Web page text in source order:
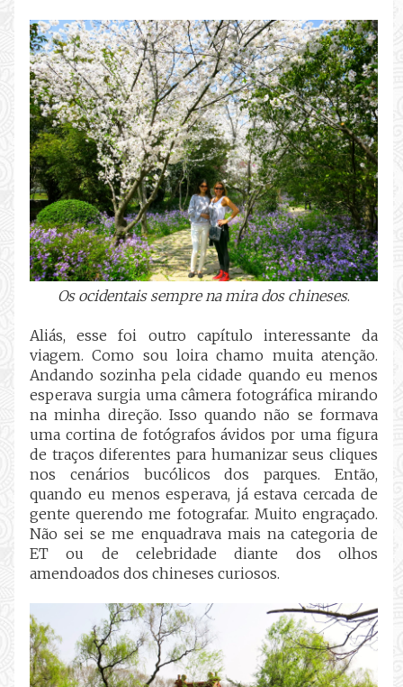
Os ocidentais sempre na mira dos chineses.
Aliás, esse foi outro capítulo interessante da
viagem. Como sou loira chamo muita atenção.
Andando sozinha pela cidade quando eu menos
esperava surgia uma câmera fotográfica mirando
na minha direção. Isso quando não se formava
uma cortina de fotógrafos ávidos por uma figura
de traços diferentes para humanizar seus cliques
nos cenários bucólicos dos parques. Então,
quando eu menos esperava, já estava cercada de
gente querendo me fotografar. Muito engraçado.
Não sei se me enquadrava mais na categoria de
ET ou de celebridade diante dos olhos
amendoados dos chineses curiosos.